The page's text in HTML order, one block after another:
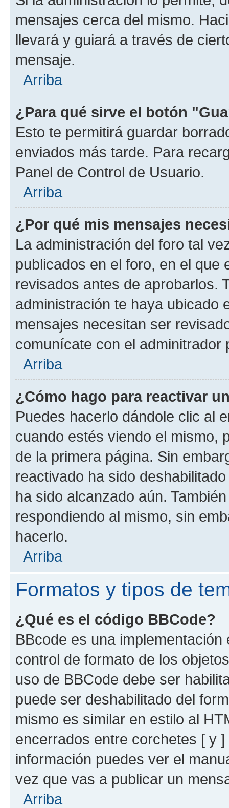
mensajes cerca del mismo.
llevará y guiará a través de
mensaje.
Arriba
¿Para qué sirve el botón
Esto te permitirá guardar
enviados más tarde. Para
Panel de Control de Usuario.
Arriba
¿Por qué mis mensajes
La administración del foro tal
publicados en el foro, en el
revisados antes de aprobarlos.
administración te haya ubicado
mensajes necesitan ser
comunícate con el
Arriba
¿Cómo hago para reactivar
Puedes hacerlo dándole clic al
cuando estés viendo el mismo,
de la primera página. Sin
reactivado ha sido
ha sido alcanzado aún.
respondiendo al mismo, sin
hacerlo.
Arriba
Formatos y tipos de
¿Qué es el código BBCode?
BBcode es una
control de formato de los
uso de BBCode debe ser
puede ser deshabilitado del
mismo es similar en estilo al
encerrados entre corchetes [ y
información puedes ver el
vez que vas a publicar un
Arriba